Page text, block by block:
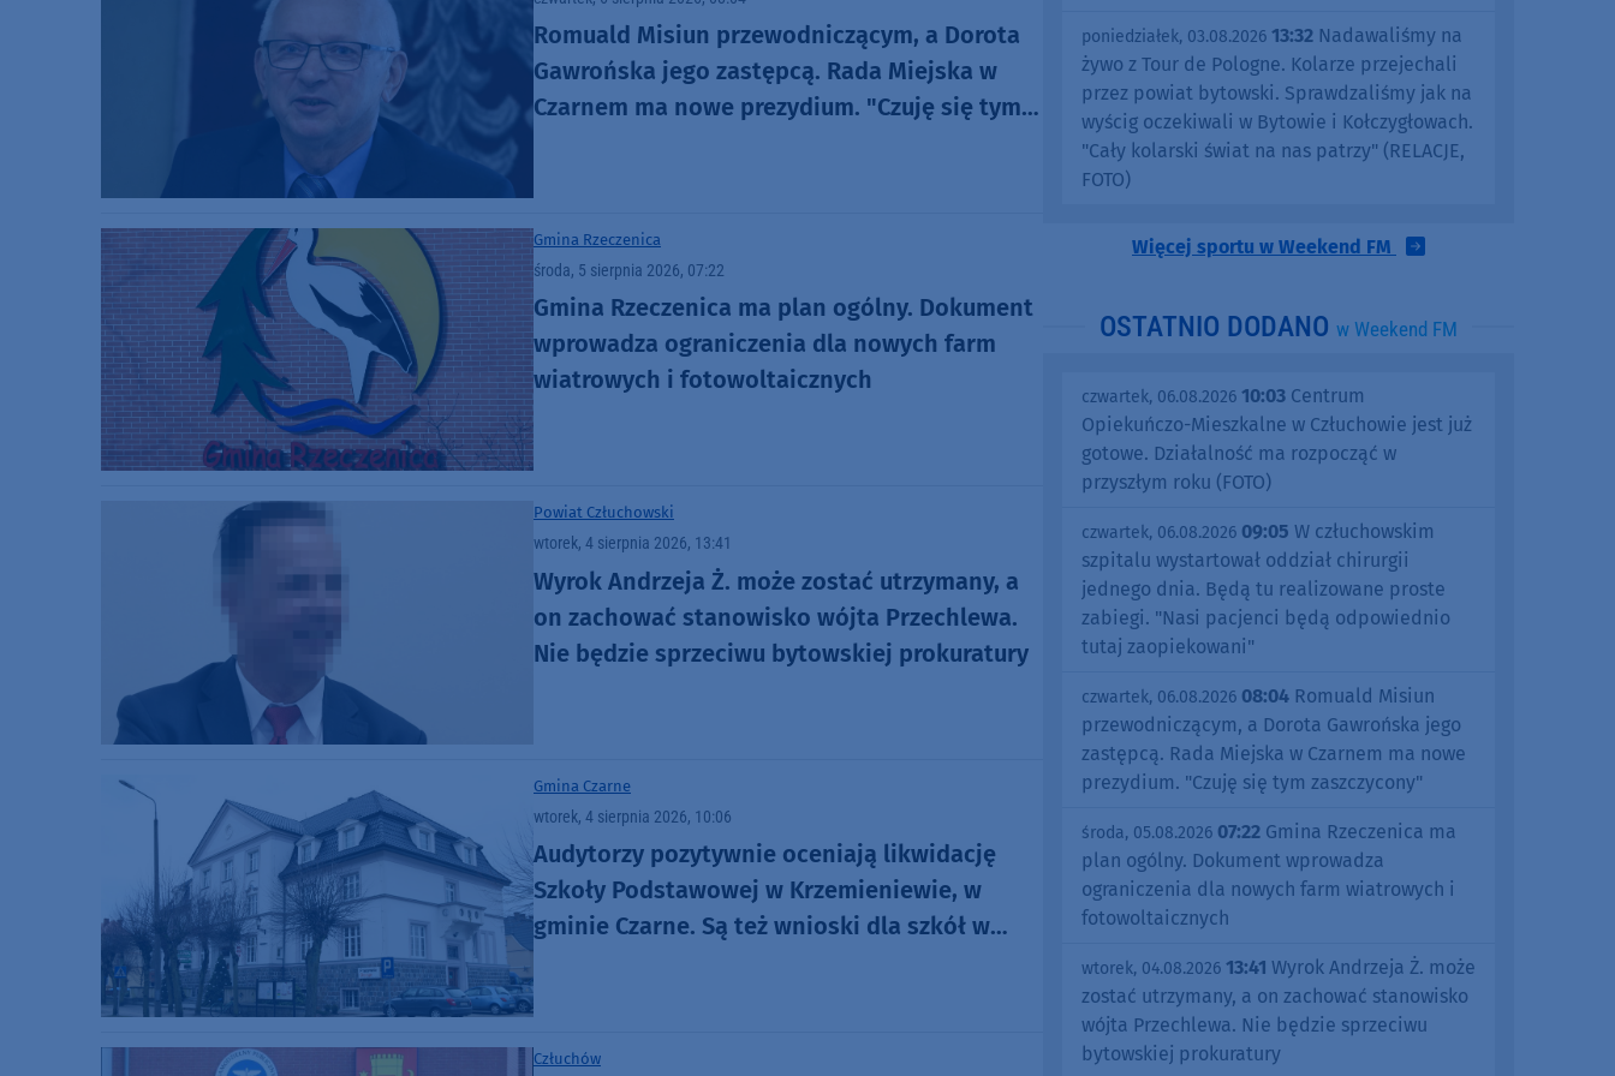
Romuald Misiun przewodniczącym, a Dorota
Gawrońska jego zastępcą. Rada Miejska w
Czarnem ma nowe prezydium. "Czuję się tym
Gmina Rzeczenica
środa, 5 sierpnia 2026, 07:22
Gmina Rzeczenica ma plan ogólny. Dokument
wprowadza ograniczenia dla nowych farm
wiatrowych i fotowoltaicznych
Powiat Człuchowski
wtorek, 4 sierpnia 2026, 13:41
Wyrok Andrzeja Ż. może zostać utrzymany, a
on zachować stanowisko wójta Przechlewa.
Nie będzie sprzeciwu bytowskiej prokuratury
Gmina Czarne
wtorek, 4 sierpnia 2026, 10:06
Audytorzy pozytywnie oceniają likwidację
Szkoły Podstawowej w Krzemieniewie, w
gminie Czarne. Są też wnioski dla szkół w
Człuchów
poniedziałek, 03.08.2026 13:32 Nadawaliśmy na
żywo z Tour de Pologne. Kolarze przejechali
przez powiat bytowski. Sprawdzaliśmy jak na
wyścig oczekiwali w Bytowie i Kołczygłowach.
"Cały kolarski świat na nas patrzy" (RELACJE,
FOTO)
Więcej sportu w Weekend FM
OSTATNIO DODANO w Weekend FM
czwartek, 06.08.2026 10:03 Centrum
Opiekuńczo-Mieszkalne w Człuchowie jest już
gotowe. Działalność ma rozpocząć w
przyszłym roku (FOTO)
czwartek, 06.08.2026 09:05 W człuchowskim
szpitalu wystartował oddział chirurgii
jednego dnia. Będą tu realizowane proste
zabiegi. "Nasi pacjenci będą odpowiednio
tutaj zaopiekowani"
czwartek, 06.08.2026 08:04 Romuald Misiun
przewodniczącym, a Dorota Gawrońska jego
zastępcą. Rada Miejska w Czarnem ma nowe
prezydium. "Czuję się tym zaszczycony"
środa, 05.08.2026 07:22 Gmina Rzeczenica ma
plan ogólny. Dokument wprowadza
ograniczenia dla nowych farm wiatrowych i
fotowoltaicznych
wtorek, 04.08.2026 13:41 Wyrok Andrzeja Ż. może
zostać utrzymany, a on zachować stanowisko
wójta Przechlewa. Nie będzie sprzeciwu
bytowskiej prokuratury